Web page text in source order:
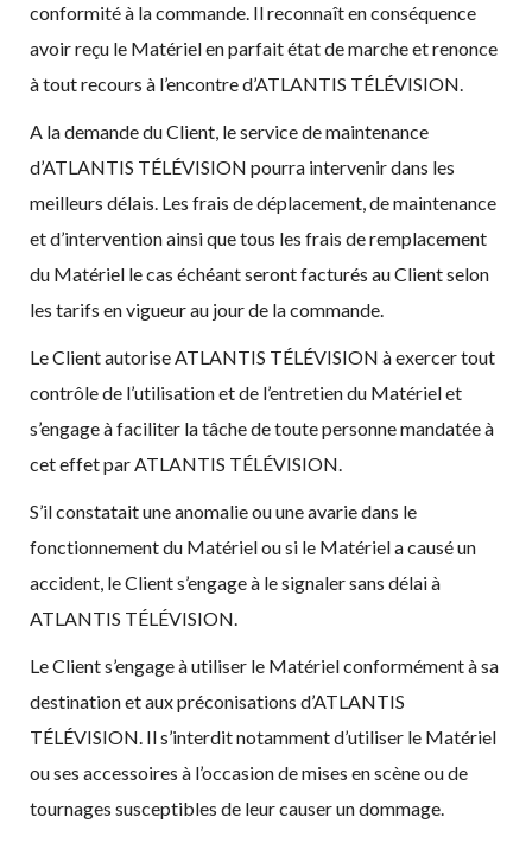
conformité à la commande. Il reconnaît en conséquence
avoir reçu le Matériel en parfait état de marche et renonce
à tout recours à l’encontre d’ATLANTIS TÉLÉVISION.
A la demande du Client, le service de maintenance
d’ATLANTIS TÉLÉVISION pourra intervenir dans les
meilleurs délais. Les frais de déplacement, de maintenance
et d’intervention ainsi que tous les frais de remplacement
du Matériel le cas échéant seront facturés au Client selon
les tarifs en vigueur au jour de la commande.
Le Client autorise ATLANTIS TÉLÉVISION à exercer tout
contrôle de l’utilisation et de l’entretien du Matériel et
s’engage à faciliter la tâche de toute personne mandatée à
cet effet par ATLANTIS TÉLÉVISION.
S’il constatait une anomalie ou une avarie dans le
fonctionnement du Matériel ou si le Matériel a causé un
accident, le Client s’engage à le signaler sans délai à
ATLANTIS TÉLÉVISION.
Le Client s’engage à utiliser le Matériel conformément à sa
destination et aux préconisations d’ATLANTIS
TÉLÉVISION. Il s’interdit notamment d’utiliser le Matériel
ou ses accessoires à l’occasion de mises en scène ou de
tournages susceptibles de leur causer un dommage.